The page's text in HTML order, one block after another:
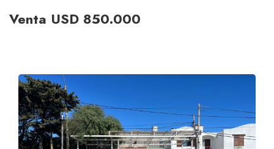
Venta USD 850.000